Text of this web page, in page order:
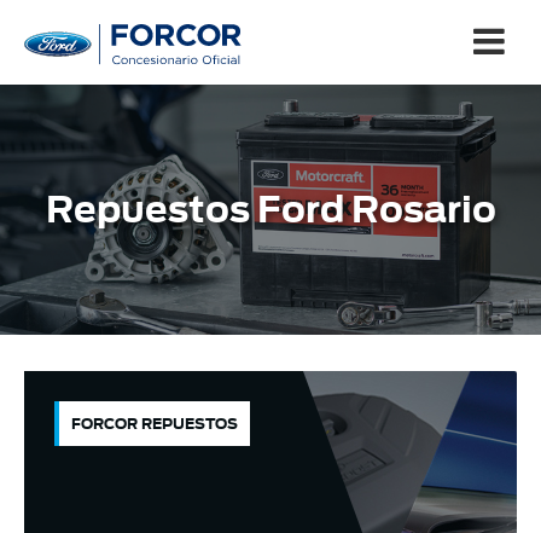
Repuestos Ford Rosario
FORCOR REPUESTOS